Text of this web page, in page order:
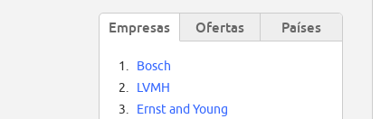
Empresas Ofertas Países
1.
Bosch
2.
LVMH
3.
Ernst and Young